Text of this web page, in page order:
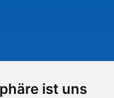
ist uns